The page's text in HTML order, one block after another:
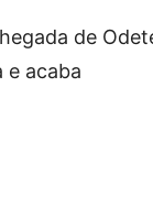
de
e acaba